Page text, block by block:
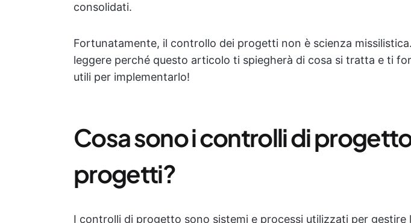
consolidati.
Fortunatamente, il controllo dei progetti non è scienza
leggere perché questo articolo ti spiegherà di cosa si tratta e ti
utili per implementarlo!
Cosa sono i controlli di
progetti?
I controlli di progetto sono sistemi e processi utilizzati per gestire